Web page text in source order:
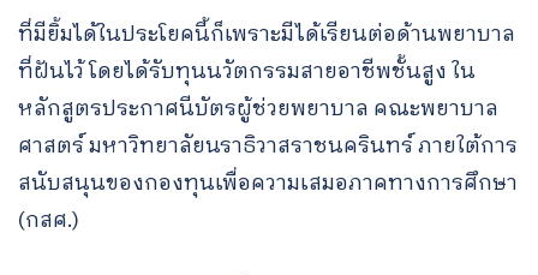
ที่มียิ้มได้ในประโยคนี้ก็เพราะมีได้เรียนต่อด้านพยาบาล
ที่ฝันไว้ โดยได้รับทุนนวัตกรรมสายอาชีพชั้นสูง ใน
หลักสูตรประกาศนีบัตรผู้ช่วยพยาบาล คณะพยาบาล
ศาสตร์ มหาวิทยาลัยนราธิวาสราชนครินทร์ ภายใต้การ
สนับสนุนของกองทุนเพื่อความเสมอภาคทางการศึกษา
(กสศ.)